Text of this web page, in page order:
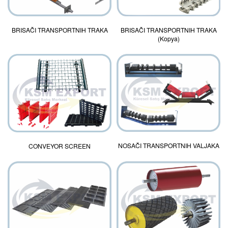
BRISAČI TRANSPORTNIH TRAKA
BRISAČI TRANSPORTNIH TRAKA
(Kopya)
CONVEYOR SCREEN NOSAČI TRANSPORTNIH VALJAKA